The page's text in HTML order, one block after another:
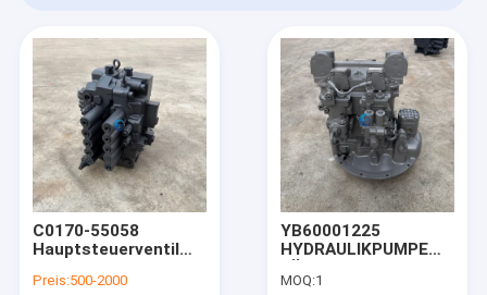
C0170-55058
Hauptsteuerventil
Preis:500-2000
YB60001225
HYDRAULIKPUMPE
MOQ:1